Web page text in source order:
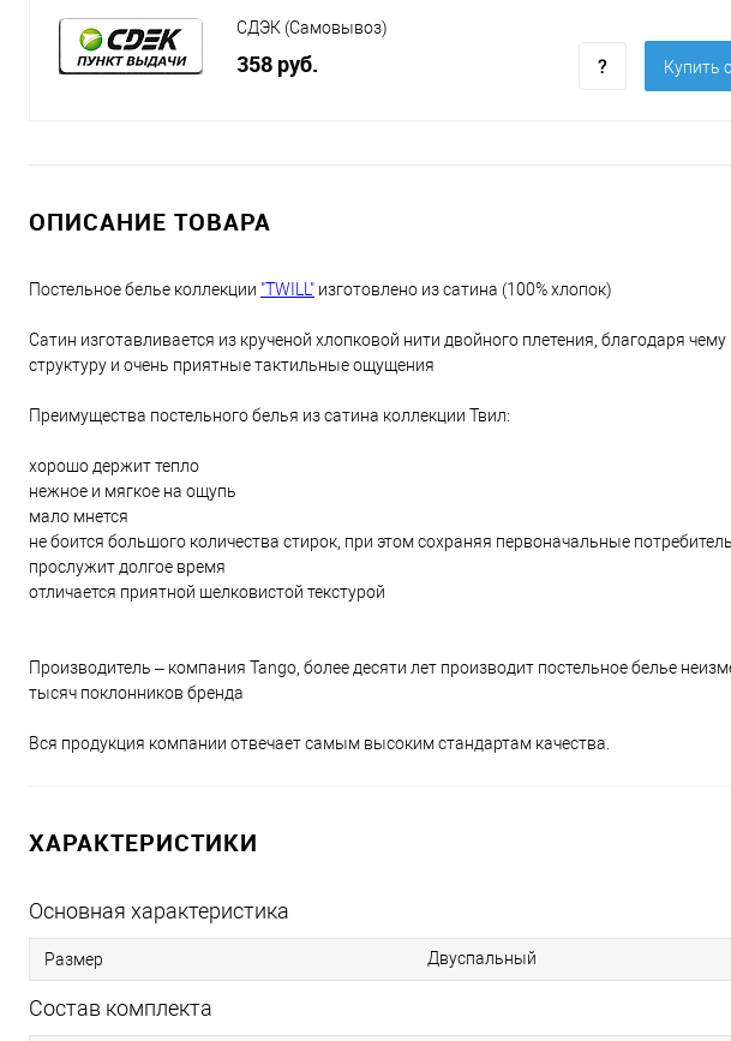
СДЭК (Самовывоз)
358 руб. Купить
ОПИСАНИЕ ТОВАРА
Постельное белье коллекции "TWILL" изготовлено из сатина (100% хлопок)
Сатин изготавливается из крученой хлопковой нити двойного плетения, благодаря
структуру и очень приятные тактильные ощущения
Преимущества постельного белья из сатина коллекции Твил:
хорошо держит тепло
нежное и мягкое на ощупь
мало мнется
не боится большого количества стирок, при этом сохраняя первоначальные
прослужит долгое время
отличается приятной шелковистой текстурой
Производитель – компания Tango, более десяти лет производит постельное белье
тысяч поклонников бренда
Вся продукция компании отвечает самым высоким стандартам качества.
ХАРАКТЕРИСТИКИ
Основная характеристика
Размер Двуспальный
Состав комплекта